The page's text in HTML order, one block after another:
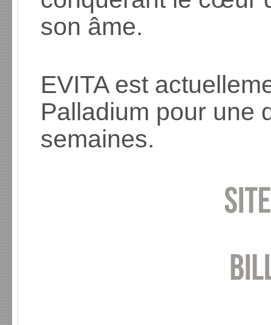
son âme.
EVITA est
Palladium pour une
semaines.